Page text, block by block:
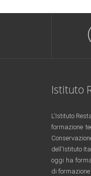
Istituto
L'Istituto
formazione
dell'Istituto
oggi ha
di